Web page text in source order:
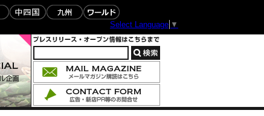
Select Language ▼